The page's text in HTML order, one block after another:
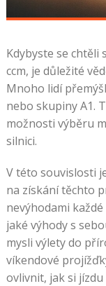
Kdybyste se
ccm, je důležité
Mnoho lidí
nebo skupiny A1.
možnosti výběru
silnici.
V této souvislosti
na získání těchto
nevýhodami
jaké výhody s
mysli výlety do
víkendové
ovlivnit, jak si